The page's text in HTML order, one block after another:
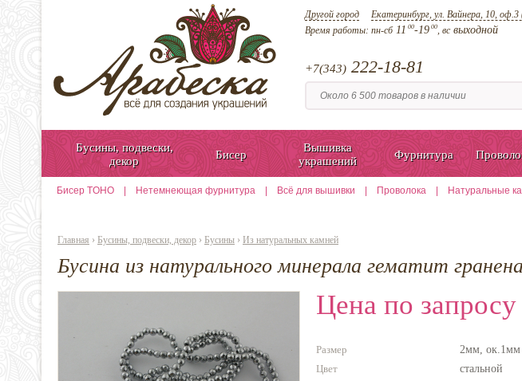
Другой город Екатеринбург, ул. Вайнера, 10,
Время работы: пн-сб11 00-19 00, всвыходной
+7(343) 222-18-81
Бусины, подвески,
декор
Бисер
Вышивка
украшений
Фурнитура
Бисер TOHO Нетемнеющая фурнитура Всё для вышивки Проволока Натуральные
Главная › Бусины, подвески, декор › Бусины › Из натуральных камней
Бусина из натурального минерала гематит
Цена по запросу
Размер
2мм, ок.1мм
Цвет
стальной